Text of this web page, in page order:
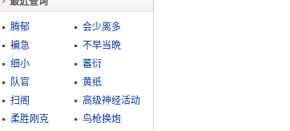
腾郁
会少离多
褊急
不早当晩
细小
蕃衍
队官
黄纸
扫阁
高级神经活动
柔胜刚克
鸟枪换炮